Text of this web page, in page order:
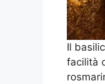
Il
facilità